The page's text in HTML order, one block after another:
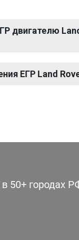
двигателю
ЕГР Land
50+ городах